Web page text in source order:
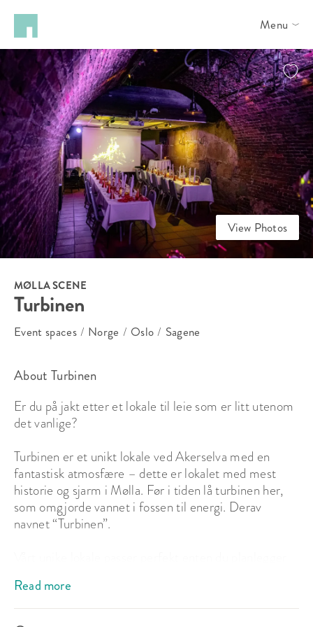
Menu
View Photos
MØLLA SCENE
Turbinen
Event spaces / Norge / Oslo / Sagene
About Turbinen
Er du på jakt etter et lokale til leie som er litt utenom
det vanlige?
Turbinen er et unikt lokale ved Akerselva med en
fantastisk atmosfære – dette er lokalet med mest
historie og sjarm i Mølla. Før i tiden lå turbinen her,
som omgjorde vannet i fossen til energi. Derav
navnet “Turbinen”.
bedriftspresentasjoner, et utdrikningslag, workshops,
kickoff, barnedåp/navnedager, konfirmasjoner,
Read more